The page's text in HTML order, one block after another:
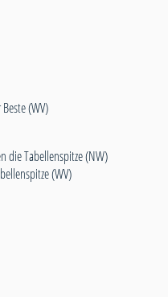
(WV)
die Tabellenspitze (NW)
(WV)